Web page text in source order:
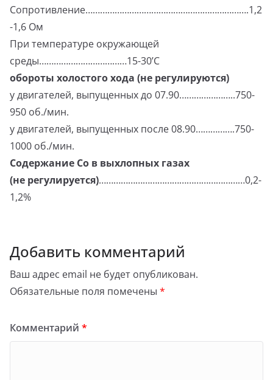
Сопротивление………………………………………………………….1,2
-1,6 Ом
При температуре окружающей
среды………………………………15-30’С
обороты холостого хода (не регулируются)
у двигателей, выпущенных до 07.90…………………..750-
950 об./мин.
у двигателей, выпущенных после 08.90…………….750-
1000 об./мин.
Содержание Со в выхлопных газах
(не регулируется)……………………………………………………0,2-
1,2%
Добавить комментарий
Ваш адрес email не будет опубликован.
Обязательные поля помечены *
Комментарий *